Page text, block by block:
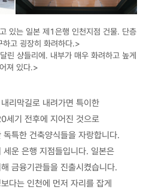
있는 일본 제1은행 인천지점 건물. 단층
하고 굉장히 화려하다.>
린 샹들리에. 내부가 매우 화려하고 높게
져 있다.>
리막길로 내려가면 특이한
세기 전후에 지어진 것으로
특한 건축양식들을 자랑합니다.
운 은행 지점들입니다. 일본은
금융기관들을 진출시켰습니다.
다는 인천에 먼저 자리를 잡게